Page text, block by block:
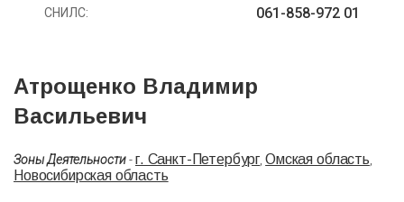
СНИЛС: 061-858-972 01
Атрощенко Владимир
Васильевич
Зоны Деятельности-г. Санкт-Петербург,Омская область,
Новосибирская область